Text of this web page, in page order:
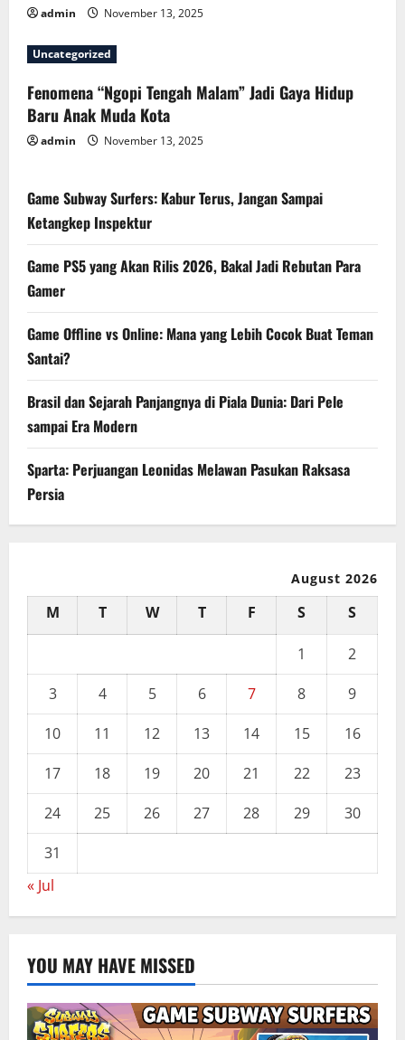
admin November 13, 2025
Uncategorized
Fenomena “Ngopi Tengah Malam” Jadi Gaya Hidup
Baru Anak Muda Kota
admin November 13, 2025
Game Subway Surfers: Kabur Terus, Jangan Sampai
Ketangkep Inspektur
Game PS5 yang Akan Rilis 2026, Bakal Jadi Rebutan Para
Gamer
Game Offline vs Online: Mana yang Lebih Cocok Buat Teman
Santai?
Brasil dan Sejarah Panjangnya di Piala Dunia: Dari Pele
sampai Era Modern
Sparta: Perjuangan Leonidas Melawan Pasukan Raksasa
Persia
August 2026
M T W T F S S
1
2
3
4 5 6 7 8
9
10
11 12 13 14 15
16
17
18 19 20 21 22
23
24
25 26 27 28 29
30
31
« Jul
YOU MAY HAVE MISSED